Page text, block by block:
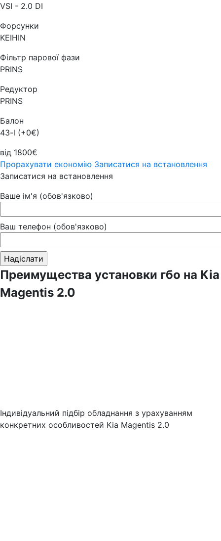
VSI - 2.0 DI
Форсунки
KEIHIN
Фільтр парової фази
PRINS
Редуктор
PRINS
Балон
43-l (+0€)
від 1800€
Прорахувати економію Записатися на встановлення
Записатися на встановлення
Ваше ім'я (обов'язково)
Ваш телефон (обов'язково)
Преимущества установки гбо на Kia
Magentis 2.0
Індивідуальний підбір обладнання з урахуванням
конкретних особливостей Kia Magentis 2.0